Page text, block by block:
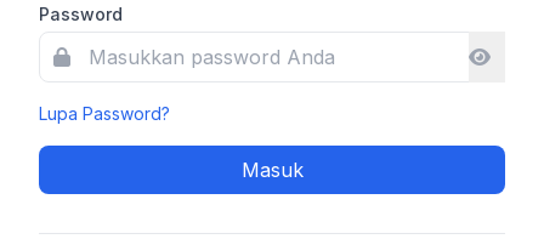
Password
Lupa Password?
Masuk